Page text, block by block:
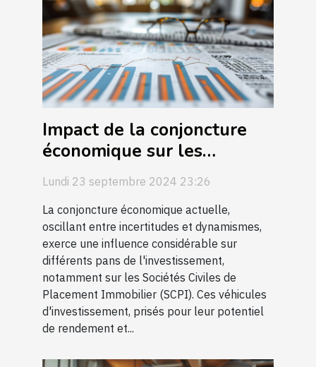
Impact de la conjoncture
économique sur les
rendements des SCPI
Lundi 23 septembre 2024 23:26
La conjoncture économique actuelle,
oscillant entre incertitudes et dynamismes,
exerce une influence considérable sur
différents pans de l'investissement,
notamment sur les Sociétés Civiles de
Placement Immobilier (SCPI). Ces véhicules
d'investissement, prisés pour leur potentiel
de rendement et...